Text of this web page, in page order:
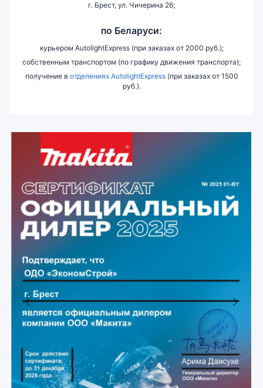
г. Брест, ул. Чичерина 26;
по Беларуси:
курьером AutolightExpress (при заказах от 2000 руб.);
собственным транспортом (по графику движения транспорта);
получение в отделениях AutolightExpress(при заказах от 1500
руб.).
Previous Next